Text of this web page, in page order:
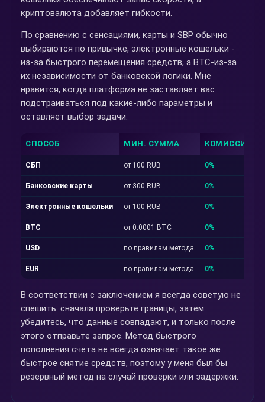
криптовалюта добавляет гибкости.
По сравнению с сенсациями, карты и SBP обычно
выбираются по привычке, электронные кошельки -
из-за быстрого перемещения средств, а BTC-из-за
их независимости от банковской логики. Мне
нравится, когда платформа не заставляет вас
подстраиваться под какие-либо параметры и
оставляет выбор задачи.
СПОСОБ МИН. СУММА КОМИССИЯ
СБП от 100 RUB 0%
Банковские карты от 300 RUB 0%
Электронные кошельки от 100 RUB 0%
BTC от 0.0001 BTC 0%
USD по правилам метода 0%
EUR по правилам метода 0%
В соответствии с заключением я всегда советую не
спешить: сначала проверьте границы, затем
убедитесь, что данные совпадают, и только после
этого отправьте запрос. Метод быстрого
пополнения счета не всегда означает такое же
быстрое снятие средств, поэтому у меня был бы
резервный метод на случай проверки или задержки.